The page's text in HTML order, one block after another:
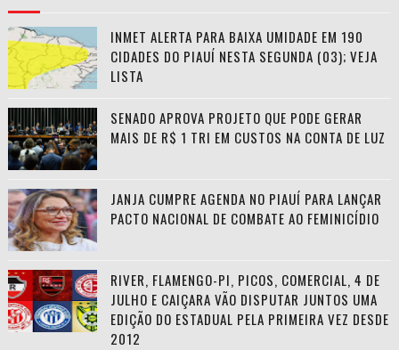
INMET ALERTA PARA BAIXA UMIDADE EM 190
CIDADES DO PIAUÍ NESTA SEGUNDA (03); VEJA
LISTA
SENADO APROVA PROJETO QUE PODE GERAR
MAIS DE R$ 1 TRI EM CUSTOS NA CONTA DE LUZ
JANJA CUMPRE AGENDA NO PIAUÍ PARA LANÇAR
PACTO NACIONAL DE COMBATE AO FEMINICÍDIO
RIVER, FLAMENGO-PI, PICOS, COMERCIAL, 4 DE
JULHO E CAIÇARA VÃO DISPUTAR JUNTOS UMA
EDIÇÃO DO ESTADUAL PELA PRIMEIRA VEZ DESDE
2012